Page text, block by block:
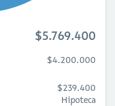
$5.769.400
$4.200.000
$239.400
Hipoteca